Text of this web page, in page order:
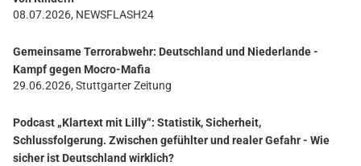
08.07.2026, NEWSFLASH24
Gemeinsame Terrorabwehr: Deutschland und Niederlande -
Kampf gegen Mocro-Mafia
29.06.2026, Stuttgarter Zeitung
Podcast „Klartext mit Lilly“: Statistik, Sicherheit,
Schlussfolgerung. Zwischen gefühlter und realer Gefahr - Wie
sicher ist Deutschland wirklich?